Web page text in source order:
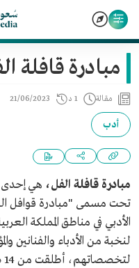
مبادرة قافلة
مقالة 1 د 21/06/2023
أدب
مبادرة قافلة الفل، هي إحدى
تحت مسمى "مبادرة قوافل
الأدبي في مناطق المملكة
لنخبة من الأدباء والفنانين